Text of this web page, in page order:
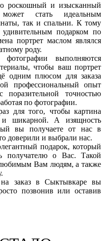
роскошный и изысканный
стать идеальным
так и спальни. К тому
подарком по
портрет маслом являлся
роду.
выполняются
чтобы ваш портрет
одним плюсом для заказа
профессиональный опыт
точностью
по фотографии.
для того, чтобы картина
и шикарной. А изящность
вы получаете от нас в
доверили и выбрали нас.
подарок, который
получателю о Вас. Такой
Вам людям, а также
заказ в Сыктывкаре вы
позвонив или оставив